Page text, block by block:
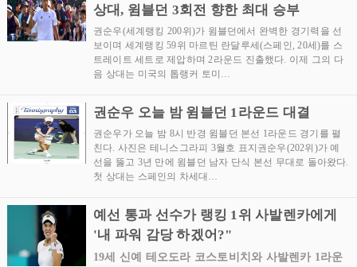
상대, 윔블던 3회전 향한 최대 승부
권순우(세계랭킹 200위)가 윔블던에서 완벽한 경기력을 선
보이며 세계랭킹 59위 마르틴 란달루세(스페인, 20세)를 스
트레이트 세트로 제압하며 2라운드 진출했다. 이제 그의 다
음 상대는 미국의 톱랭커 토미…
권순우 오늘 밤 윔블던 1라운드 대결
권순우가 오늘 밤 8시 반경 윔블던 본선 1라운드 경기를 펼
친다. 사진은 테니스그라피 3월호 표지권순우(202위)가 예
선을 뚫고 3년 만에 윔블던 남자 단식 본선 무대로 돌아왔다.
첫 상대는 스페인의 차세대…
예선 통과 선수가 랭킹 1위 사발렌카에게
'내 파워 감당 하겠어?"
19세 신예 테오도라 코스토비치와 사발렌카 1라운